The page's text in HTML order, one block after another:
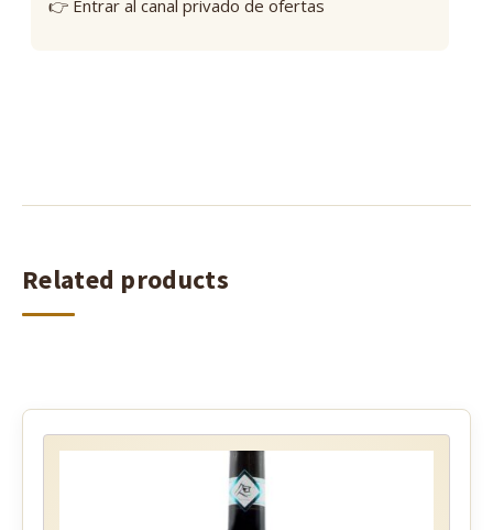
👉 Entrar al canal privado de ofertas
Related products